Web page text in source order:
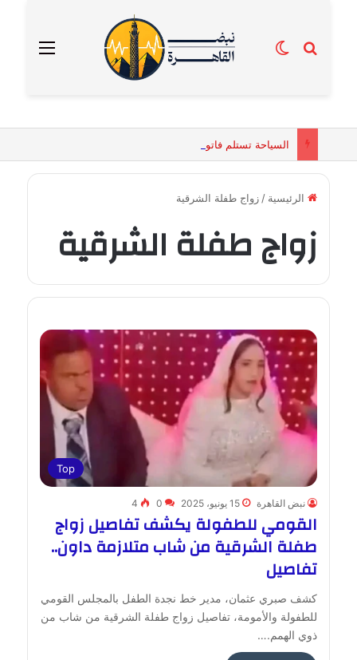
القائمة بحث عنالوضع المظلم
الرئيسية / زواج طفلة الشرقية
زواج طفلة الشرقية
Top
نبض القاهرة 15 يونيو، 2025 0
4
القومي للطفولة يكشف تفاصيل زواج
طفلة الشرقية من شاب متلازمة داون..
تفاصيل
كشف صبري عثمان، مدير خط نجدة الطفل بالمجلس القومي
للطفولة والأمومة، تفاصيل زواج طفلة الشرقية من شاب من
ذوي الهمم.…